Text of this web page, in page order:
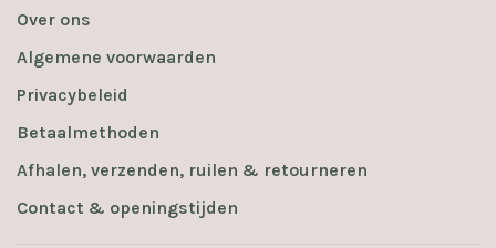
Over ons
Algemene voorwaarden
Privacybeleid
Betaalmethoden
Afhalen, verzenden, ruilen & retourneren
Contact & openingstijden